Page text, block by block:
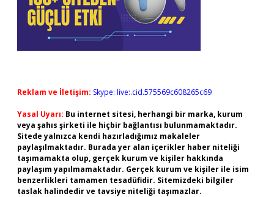
Reklam ve İletişim: Skype: live:.cid.575569c608265c69
Yasal Uyarı: Bu internet sitesi, herhangi bir marka, kurum
veya şahıs şirketi ile hiçbir bağlantısı bulunmamaktadır.
Sitede yalnızca kendi hazırladığımız makaleler
paylaşılmaktadır. Burada yer alan içerikler haber niteliği
taşımamakta olup, gerçek kurum ve kişiler hakkında
paylaşım yapılmamaktadır. Gerçek kurum ve kişiler ile isim
benzerlikleri tamamen tesadüfidir. Sitemizdeki bilgiler
taslak halindedir ve tavsiye niteliği taşımazlar.